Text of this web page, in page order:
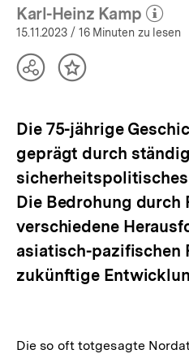
Karl-Heinz Kamp
(Mehr zum
öffnen
15.11.2023 / 16 Minuten zu lesen
TeilenInhalt
Die 75-jährige
geprägt durch
Die Bedrohung durch
verschiedene
asiatisch-pazifischen
zukünftige
Die so oft totgesagte